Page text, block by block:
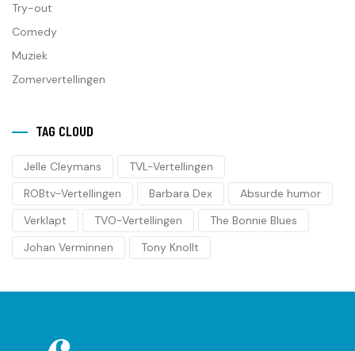
Try-out
Comedy
Muziek
Zomervertellingen
TAG CLOUD
Jelle Cleymans
TVL-Vertellingen
ROBtv-Vertellingen
Barbara Dex
Absurde humor
Verklapt
TVO-Vertellingen
The Bonnie Blues
Johan Verminnen
Tony Knollt